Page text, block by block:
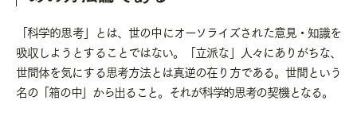
「科学的思考」とは、世の中にオーソライズされた意見・知識を
吸収しようとすることではない。「立派な」人々にありがちな、
世間体を気にする思考方法とは真逆の在り方である。世間という
名の「箱の中」から出ること。それが科学的思考の契機となる。